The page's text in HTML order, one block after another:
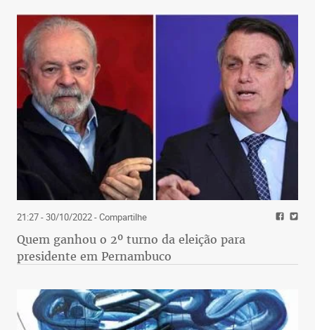
21:27 - 30/10/2022- Compartilhe
Quem ganhou o 2º turno da eleição para
presidente em Pernambuco